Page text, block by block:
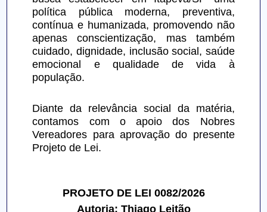
política pública moderna, preventiva,
contínua e humanizada, promovendo não
apenas conscientização, mas também
cuidado, dignidade, inclusão social, saúde
emocional e qualidade de vida à
população.
Diante da relevância social da matéria,
contamos com o apoio dos Nobres
Vereadores para aprovação do presente
Projeto de Lei.
PROJETO DE LEI 0082/2026
Autoria: Thiago Leitão